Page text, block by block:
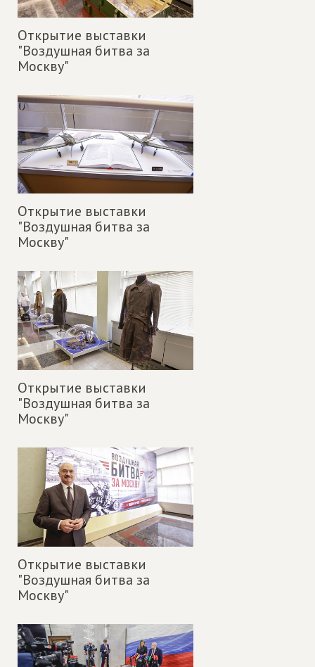
Открытие выставки
"Воздушная битва за
Москву"
Открытие выставки
"Воздушная битва за
Москву"
Открытие выставки
"Воздушная битва за
Москву"
Открытие выставки
"Воздушная битва за
Москву"